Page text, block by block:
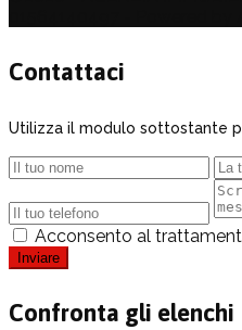
Contattaci
Utilizza il modulo sottostante
Acconsento al
Inviare
Confronta gli elenchi